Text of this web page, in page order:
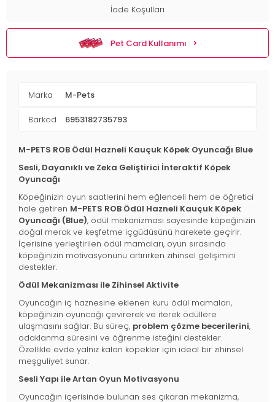
İade Koşulları
Pet Card Kullanımı
Marka M-Pets
Barkod 6953182735793
M-PETS ROB Ödül Hazneli Kauçuk Köpek Oyuncağı Blue
Sesli, Dayanıklı ve Zeka Geliştirici İnteraktif Köpek
Oyuncağı
Köpeğinizin oyun saatlerini hem eğlenceli hem de öğretici
hale getiren M-PETS ROB Ödül Hazneli Kauçuk Köpek
Oyuncağı (Blue), ödül mekanizması sayesinde köpeğinizin
doğal merak ve keşfetme içgüdüsünü harekete geçirir.
İçerisine yerleştirilen ödül mamaları, oyun sırasında
köpeğinizin motivasyonunu artırırken zihinsel gelişimini
destekler.
Ödül Mekanizması ile Zihinsel Aktivite
Oyuncağın iç haznesine eklenen kuru ödül mamaları,
köpeğinizin oyuncağı çevirerek ve iterek ödüllere
ulaşmasını sağlar. Bu süreç, problem çözme becerilerini,
odaklanma süresini ve öğrenme isteğini destekler.
Özellikle evde yalnız kalan köpekler için ideal bir zihinsel
meşguliyet sunar.
Sesli Yapı ile Artan Oyun Motivasyonu
Oyuncağın içerisinde bulunan ses çıkaran mekanizma,